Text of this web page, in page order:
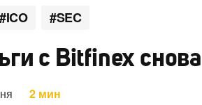
#ICO #SEC
с Bitfinex
2 мин